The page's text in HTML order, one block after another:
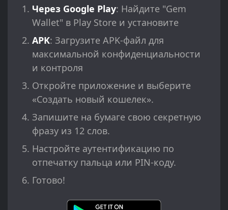
Через Google Play: Найдите "Gem
Wallet" в Play Store и установите
APK: Загрузите APK-файл для
максимальной конфиденциальности
и контроля
Откройте приложение и выберите
«Создать новый кошелек».
Запишите на бумаге свою секретную
фразу из 12 слов.
Настройте аутентификацию по
отпечатку пальца или PIN-коду.
Готово!